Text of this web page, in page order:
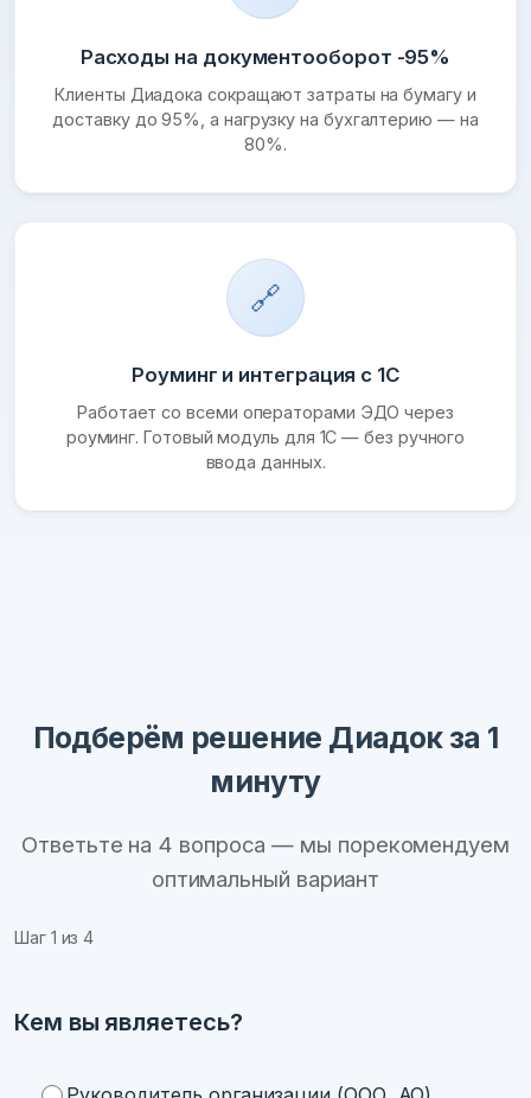
Расходы на документооборот -95%
Клиенты Диадока сокращают затраты на бумагу и
доставку до 95%, а нагрузку на бухгалтерию — на
80%.
🔗
Роуминг и интеграция с 1С
Работает со всеми операторами ЭДО через
роуминг. Готовый модуль для 1С — без ручного
ввода данных.
Подберём решение Диадок за 1
минуту
Ответьте на 4 вопроса — мы порекомендуем
оптимальный вариант
Шаг 1 из 4
Кем вы являетесь?